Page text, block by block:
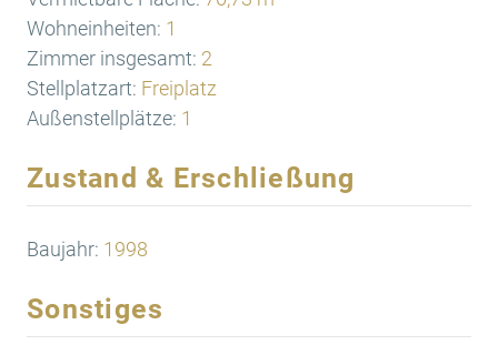
Wohneinheiten: 1
Zimmer insgesamt: 2
Stellplatzart: Freiplatz
Außenstellplätze: 1
Zustand & Erschließung
Baujahr: 1998
Sonstiges